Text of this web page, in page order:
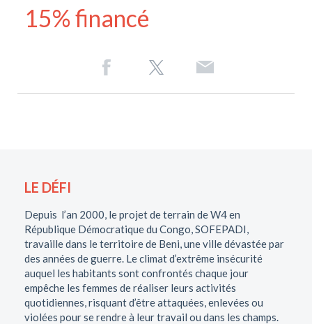
15% financé
LE DÉFI
Depuis l’an 2000, le projet de terrain de W4 en
République Démocratique du Congo, SOFEPADI,
travaille dans le territoire de Beni, une ville dévastée par
des années de guerre. Le climat d’extrême insécurité
auquel les habitants sont confrontés chaque jour
empêche les femmes de réaliser leurs activités
quotidiennes, risquant d’être attaquées, enlevées ou
violées pour se rendre à leur travail ou dans les champs.